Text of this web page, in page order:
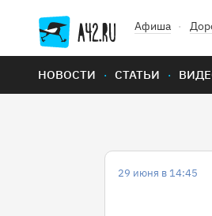
Афиша
НОВОСТИ СТАТЬИ
29 июня в 14:45